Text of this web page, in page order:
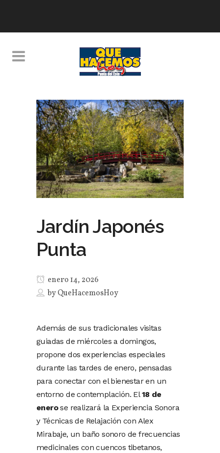
Jardín Japonés
Punta
enero 14, 2026
byQueHacemosHoy
Además de sus tradicionales visitas
guiadas de miércoles a domingos,
propone dos experiencias especiales
durante las tardes de enero, pensadas
para conectar con el bienestar en un
entorno de contemplación. El18 de
enerose realizará la Experiencia Sonora
y Técnicas de Relajación con Alex
Mirabaje, un baño sonoro de frecuencias
medicinales con cuencos tibetanos,